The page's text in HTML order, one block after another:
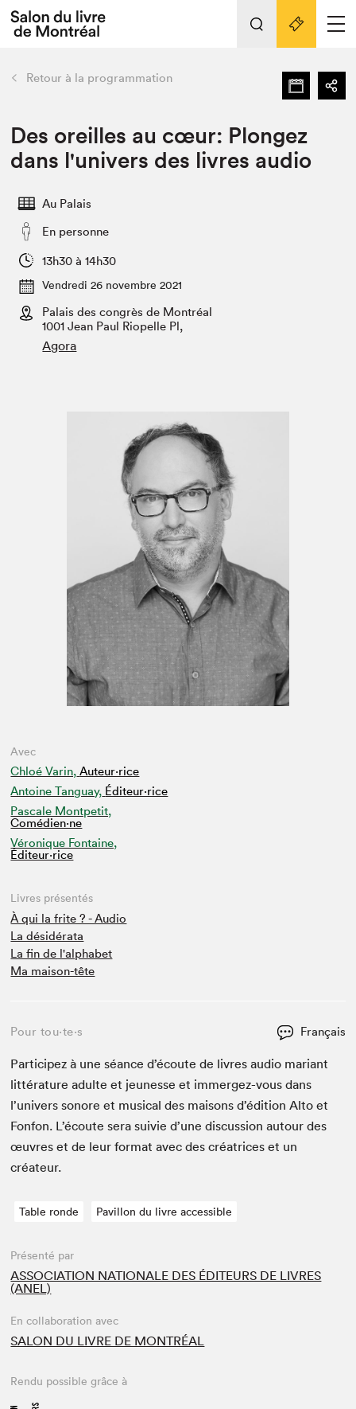
Espace médias
Espace exposant⋅e⋅s
Tout sur l'édition 2022
Actualités
Club de lecture Braindate
retour Nos activités
Édition 2022
Planifier sa visite
Nous connaître
Projets partenaires 2022
Archives
Liens pratiques
Retour à la programmation
Des oreilles au cœur: Plongez
dans l'univers des livres audio
Au Palais
En personne
13h30 à 14h30
Vendredi 26 novembre 2021
Palais des congrès de Montréal
1001 Jean Paul Riopelle Pl,
Agora
Avec
Chloé Varin, Auteur·rice
Antoine Tanguay, Éditeur·rice
Pascale Montpetit,
Comédien·ne
Véronique Fontaine,
Éditeur·rice
Livres présentés
À qui la frite ? - Audio
La désidérata
La fin de l'alphabet
Ma maison-tête
Pour tou⋅te⋅s Français
Par­ticipez à une séance d’écoute de livres audio mari­ant
lit­téra­ture adulte et jeunesse et immergez-vous dans
l’univers sonore et musi­cal des maisons d’édition Alto et
Fon­fon. L’écoute sera suiv­ie d’une dis­cus­sion autour des
œuvres et de leur for­mat avec des créa­tri­ces et un
créateur.
Table ronde Pavillon du livre accessible
Présenté par
ASSOCIATION NATIONALE DES ÉDITEURS DE LIVRES
(ANEL)
En collaboration avec
SALON DU LIVRE DE MONTRÉAL
Rendu possible grâce à